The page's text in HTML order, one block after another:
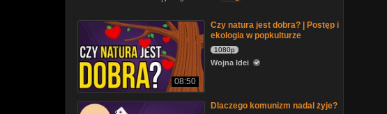
08:50
Czy natura jest dobra? | Postęp i
ekologia w popkulturze
1080p
Wojna Idei
Dlaczego komunizm nadal żyje?